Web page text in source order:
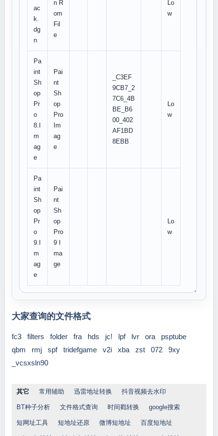
ac
k.
dg
n
n R
om
Fil
e
Lo
w
Pa
int
Sh
op
Pr
o
8.I
m
ag
e
Pai
nt
Sh
op
Pro
Im
ag
e
_C3EF
9CB7_2
7C6_4B
BE_B6
00_402
AF1BD
8EBB
Lo
w
Pa
int
Sh
op
Pr
o
9.I
m
ag
e
Pai
nt
Sh
op
Pro
9 I
ma
ge
Lo
w
大家查询的文件格式
fc3 filters folder fra hds jc! lpf lvr ora
psptube
qbm
rmj spf tridefgame v2i xba zst 072
9xy
_vcsxsln90
其它 常用辅助 迅雷地址转换 抖音视频去水印
BT种子分析 文件格式查询 时间戳转换 google搜索
短网址工具 短地址还原 微博短地址 百度短地址